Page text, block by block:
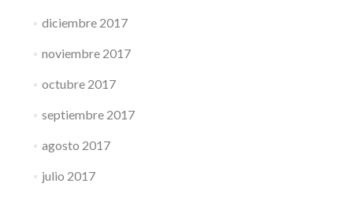
diciembre 2017
noviembre 2017
octubre 2017
septiembre 2017
agosto 2017
julio 2017